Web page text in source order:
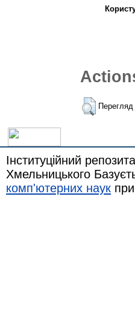
Інституційний
Хмельницького
комп'ютерних наук